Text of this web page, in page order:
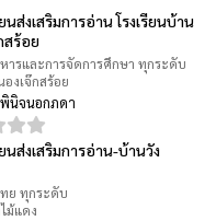
นส่งเสริมการอ่าน โรงเรียนบ้าน
สร้อย
ารและการจัดการศึกษา ทุกระดับ
งเจ๊กสร้อย
พินิจนอกภดา
ยนส่งเสริมการอ่าน-บ้านวัง
ย ทุกระดับ
ม้แดง